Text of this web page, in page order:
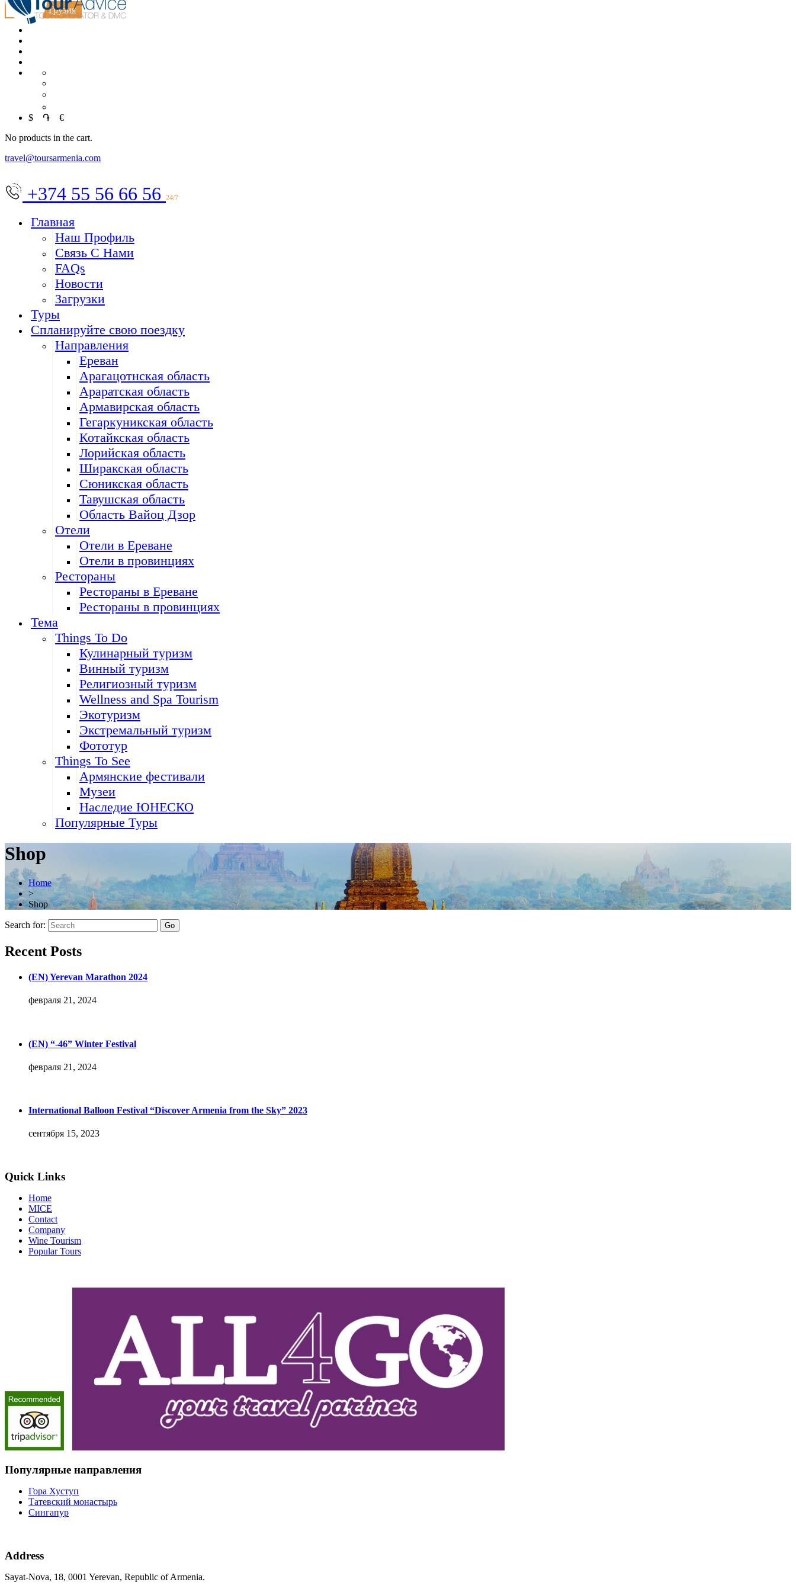
MICE Грузия
$
֏
€
No products in the cart.
travel@toursarmenia.com
+374 55 56 66 56 24/7
Главная
Наш Профиль
Связь С Нами
FAQs
Новости
Загрузки
Туры
Спланируйте свою поездку
Направления
Ереван
Арагацотнская область
Араратская область
Армавирская область
Гегаркуникская область
Котайкская область
Лорийская область
Ширакская область
Сюникская область
Тавушская область
Область Вайоц Дзор
Отели
Отели в Ереване
Отели в провинциях
Рестораны
Рестораны в Ереване
Рестораны в провинциях
Тема
Things To Do
Кулинарный туризм
Винный туризм
Религиозный туризм
Wellness and Spa Tourism
Экотуризм
Экстремальный туризм
Фототур
Things To See
Армянские фестивали
Музеи
Наследие ЮНЕСКО
Популярные Туры
Shop
Home
>
Shop
Search for:
Recent Posts
(EN) Yerevan Marathon 2024
февраля 21, 2024
(EN) “-46” Winter Festival
февраля 21, 2024
International Balloon Festival “Discover Armenia from the Sky” 2023
сентября 15, 2023
Quick Links
Home
MICE
Contact
Company
Wine Tourism
Popular Tours
Популярные направления
Гора Хуступ
Татевский монастырь
Сингапур
Address
Sayat-Nova, 18, 0001 Yerevan, Republic of Armenia.